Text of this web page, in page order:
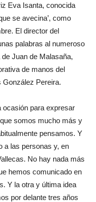
Eva Isanta, conocida
se avecina’, como
El director del
palabras al numeroso
Juan de Malasaña,
de manos del
González Pereira.
para expresar
somos mucho más y
pensamos. Y
a las personas y, en
No hay nada más
hemos comunicado en
Y la otra y última idea
por delante tres años